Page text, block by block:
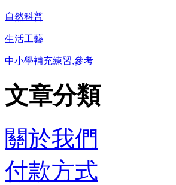
自然科普
生活工藝
中小學補充練習,參考
文章分類
關於我們
付款方式